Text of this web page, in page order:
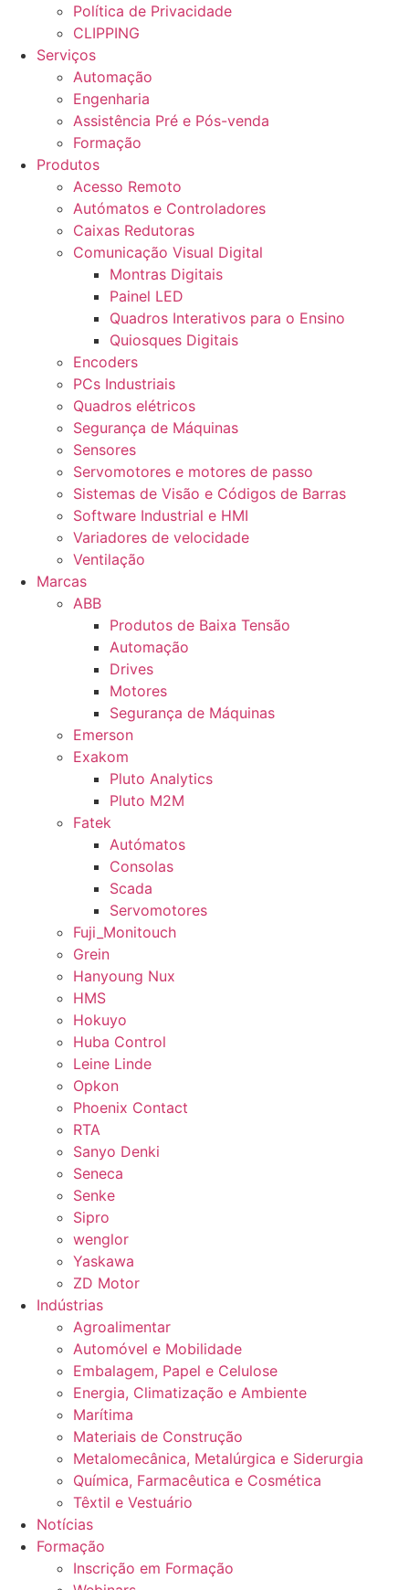
Política de Privacidade
CLIPPING
Serviços
Automação
Engenharia
Assistência Pré e Pós-venda
Formação
Produtos
Acesso Remoto
Autómatos e Controladores
Caixas Redutoras
Comunicação Visual Digital
Montras Digitais
Painel LED
Quadros Interativos para o Ensino
Quiosques Digitais
Encoders
PCs Industriais
Quadros elétricos
Segurança de Máquinas
Sensores
Servomotores e motores de passo
Sistemas de Visão e Códigos de Barras
Software Industrial e HMI
Variadores de velocidade
Ventilação
Marcas
ABB
Produtos de Baixa Tensão
Automação
Drives
Motores
Segurança de Máquinas
Emerson
Exakom
Pluto Analytics
Pluto M2M
Fatek
Autómatos
Consolas
Scada
Servomotores
Fuji_Monitouch
Grein
Hanyoung Nux
HMS
Hokuyo
Huba Control
Leine Linde
Opkon
Phoenix Contact
RTA
Sanyo Denki
Seneca
Senke
Sipro
wenglor
Yaskawa
ZD Motor
Indústrias
Agroalimentar
Automóvel e Mobilidade
Embalagem, Papel e Celulose
Energia, Climatização e Ambiente
Marítima
Materiais de Construção
Metalomecânica, Metalúrgica e Siderurgia
Química, Farmacêutica e Cosmética
Têxtil e Vestuário
Notícias
Formação
Inscrição em Formação